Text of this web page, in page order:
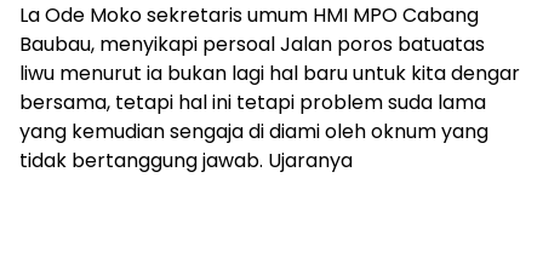
La Ode Moko sekretaris umum HMI MPO Cabang
Baubau, menyikapi persoal Jalan poros batuatas
liwu menurut ia bukan lagi hal baru untuk kita dengar
bersama, tetapi hal ini tetapi problem suda lama
yang kemudian sengaja di diami oleh oknum yang
tidak bertanggung jawab. Ujaranya